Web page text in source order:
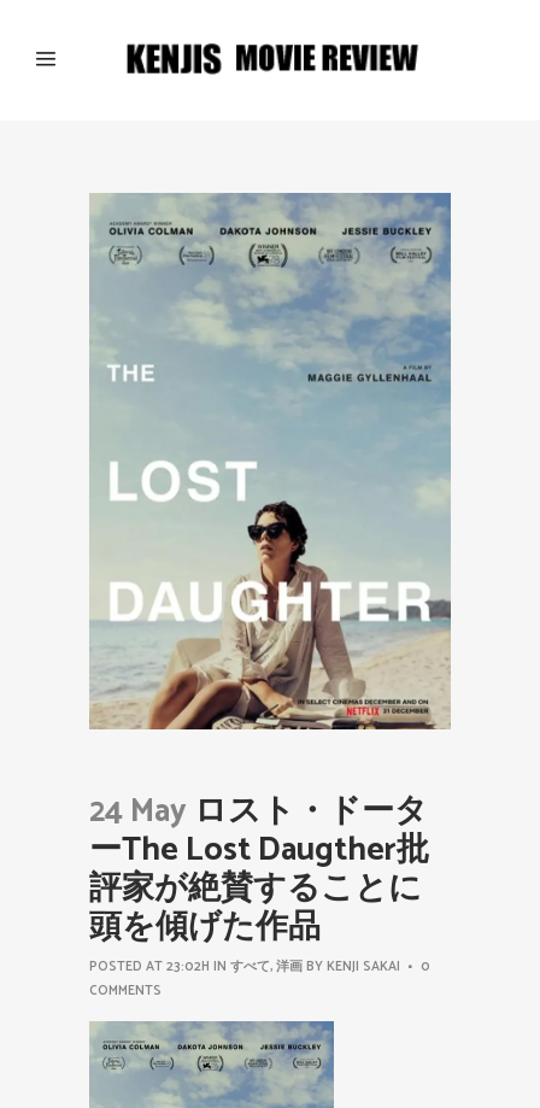
24 May ロスト・ドータ
ーThe Lost Daugther批
評家が絶賛することに
頭を傾げた作品
POSTED AT 23:02H IN すべて,洋画BYKENJI SAKAI
0
COMMENTS